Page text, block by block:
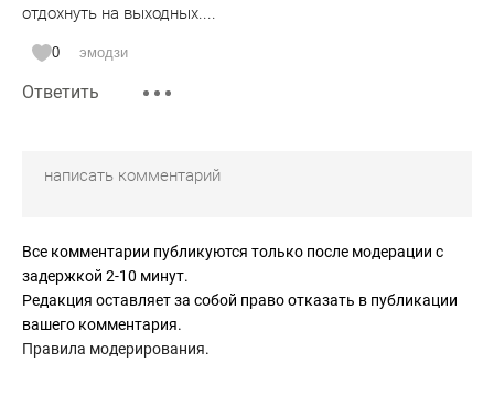
То есть исторический потенциал в Верхнем Услоне есть -
нет лишь инициативных людей в районе обладающих
отдохнуть на выходных....
0 эмодзи
Ответить
Все комментарии публикуются только после модерации с
задержкой 2-10 минут.
Редакция оставляет за собой право отказать в публикации
вашего комментария.
Правила модерирования.